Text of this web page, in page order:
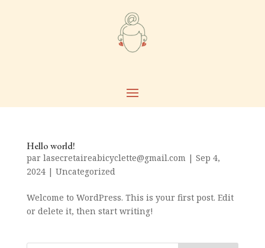
Hello world!
par lasecretaireabicyclette@gmail.com| Sep 4,
2024| Uncategorized
Welcome to WordPress. This is your first post. Edit
or delete it, then start writing!